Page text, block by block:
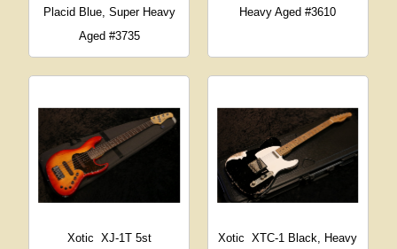
Placid Blue, Super Heavy
Aged #3735
Heavy Aged #3610
Xotic XJ-1T 5st
Xotic
XTC-1 Black, Heavy